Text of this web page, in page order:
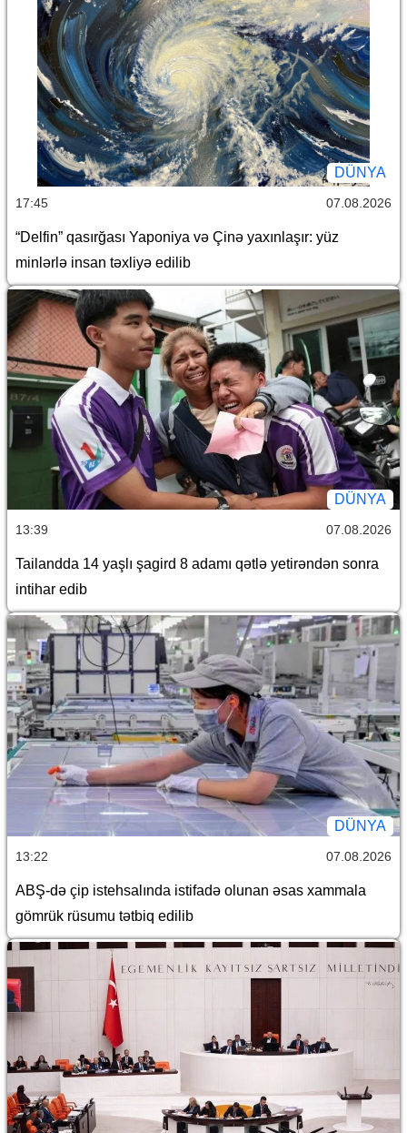
DÜNYA
17:45 07.08.2026
“Delfin” qasırğası Yaponiya və Çinə yaxınlaşır: yüz
minlərlə insan təxliyə edilib
DÜNYA
13:39 07.08.2026
Tailandda 14 yaşlı şagird 8 adamı qətlə yetirəndən sonra
intihar edib
DÜNYA
13:22 07.08.2026
ABŞ-də çip istehsalında istifadə olunan əsas xammala
gömrük rüsumu tətbiq edilib